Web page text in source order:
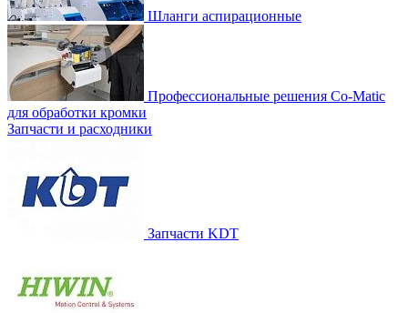
Шланги аспирационные
Профессиональные решения Co-Matic
для обработки кромки
Запчасти и расходники
Запчасти KDT